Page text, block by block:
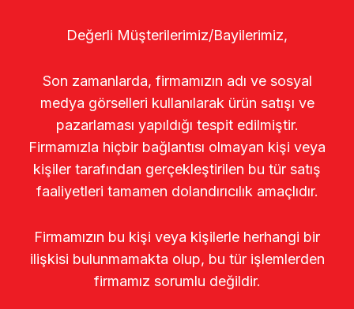
Değerli Müşterilerimiz/Bayilerimiz,
Son zamanlarda, firmamızın adı ve sosyal
medya görselleri kullanılarak ürün satışı ve
pazarlaması yapıldığı tespit edilmiştir.
Firmamızla hiçbir bağlantısı olmayan kişi veya
kişiler tarafından gerçekleştirilen bu tür satış
faaliyetleri tamamen dolandırıcılık amaçlıdır.
Firmamızın bu kişi veya kişilerle herhangi bir
ilişkisi bulunmamakta olup, bu tür işlemlerden
firmamız sorumlu değildir.